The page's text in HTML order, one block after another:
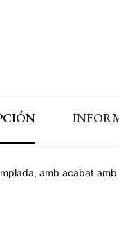
amb acabat